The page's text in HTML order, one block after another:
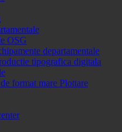
OSG
departamentale
tipografica digitala
format mare Plottare